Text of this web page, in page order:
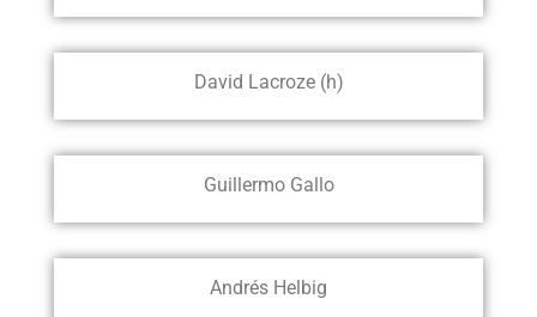
David Lacroze (h)
Guillermo Gallo
Andrés Helbig